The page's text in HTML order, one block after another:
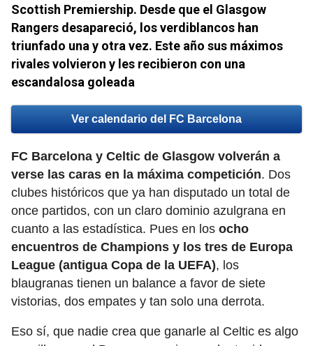
Scottish Premiership. Desde que el Glasgow
Rangers desapareció, los verdiblancos han
triunfado una y otra vez. Este año sus máximos
rivales volvieron y les recibieron con una
escandalosa goleada
Ver calendario del FC Barcelona
FC Barcelona y Celtic de Glasgow volverán a
verse las caras en la máxima competición. Dos
clubes históricos que ya han disputado un total de
once partidos, con un claro dominio azulgrana en
cuanto a las estadística. Pues en los ocho
encuentros de Champions y los tres de Europa
League (antigua Copa de la UEFA), los
blaugranas tienen un balance a favor de siete
vistorias, dos empates y tan solo una derrota.
Eso sí, que nadie crea que ganarle al Celtic es algo